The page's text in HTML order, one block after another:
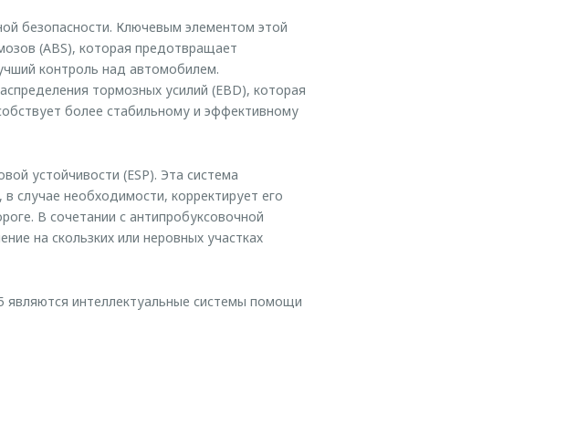
безопасности. Ключевым элементом этой
(ABS), которая предотвращает
контроль над автомобилем.
тормозных усилий (EBD), которая
более стабильному и эффективному
устойчивости (ESP). Эта система
случае необходимости, корректирует его
В сочетании с антипробуксовочной
на скользких или неровных участках
интеллектуальные системы помощи